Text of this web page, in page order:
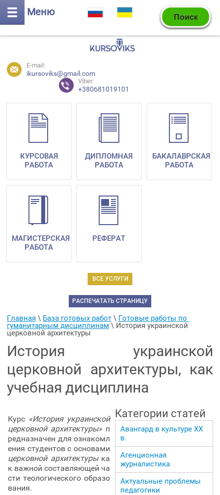
Меню
E-mail:
ikursoviks@gmail.com
Viber:
+380681019101
ВСЕ УСЛУГИ
КУРСОВАЯ
РАБОТА
ДИПЛОМНАЯ
РАБОТА
БАКАЛАВРСКАЯ
РАБОТА
МАГИСТЕРСКАЯ
РАБОТА
РЕФЕРАТ
РАСПЕЧАТАТЬ СТРАНИЦУ
Главная \ База готовых работ \ Готовые работы по
гуманитарным дисциплинам \ История украинской
церковной архитектуры
История украинской
церковной архитектуры, как
учебная дисциплина
Курс «История украинской
церковной архитектуры» п
редназначен для ознакомл
ения студентов с основами
церковной архитектурыка
к важной составляющей ча
сти теологического образо
вания.
Категории статей
Авангард в культуре ХХ
в.
Агенционная
журналистика
Актуальные проблемы
педагогики